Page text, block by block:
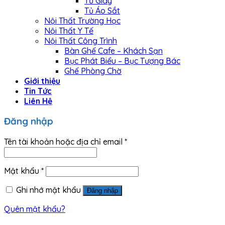
Tủ Áo Sắt
Nội Thất Trường Học
Nội Thất Y Tế
Nội Thất Công Trình
Bàn Ghế Cafe – Khách Sạn
Bục Phát Biểu – Bục Tượng Bác
Ghế Phòng Chờ
Giới thiệu
Tin Tức
Liên Hệ
Đăng nhập
Tên tài khoản hoặc địa chỉ email *
Mật khẩu *
Ghi nhớ mật khẩu
Đăng nhập
Quên mật khẩu?